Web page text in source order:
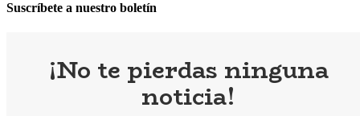
Suscríbete a nuestro boletín
¡No te pierdas ninguna
noticia!